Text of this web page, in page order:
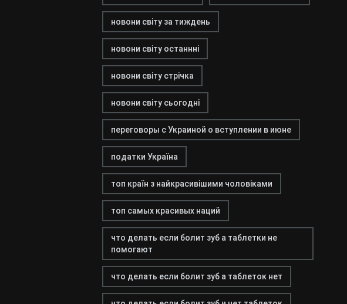
новони світу за тиждень
новони світу останнні
новони світу стрічка
новони світу сьогодні
переговоры с Украиной о вступлении в июне
податки Україна
топ країн з найкрасивішими чоловіками
топ самых красивых наций
что делать если болит зуб а таблетки не
помогают
что делать если болит зуб а таблеток нет